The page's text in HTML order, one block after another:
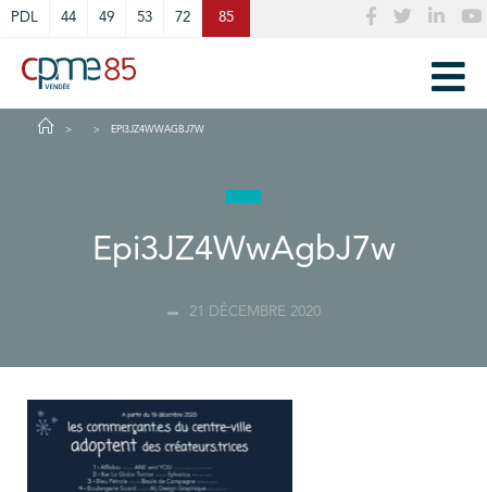
PDL 44 49 53 72 85
EPI3JZ4WWAGBJ7W
Epi3JZ4WwAgbJ7w
21 DÉCEMBRE 2020
Cookies management panel